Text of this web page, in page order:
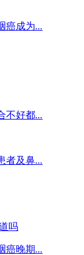
癌成为...
不好都...
者及鼻...
吗
癌晚期...